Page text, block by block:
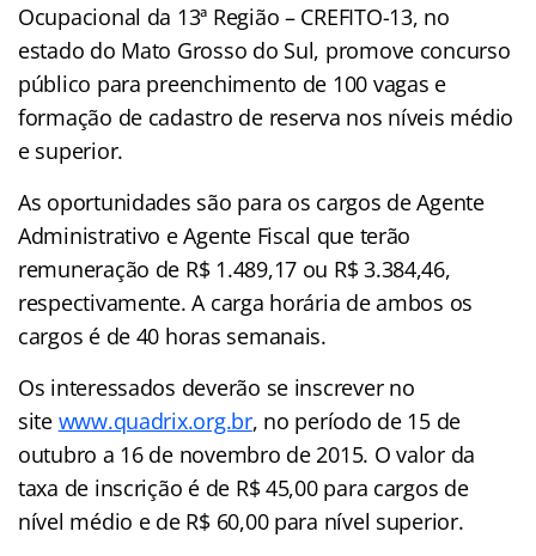
Ocupacional da 13ª Região – CREFITO-13, no
estado do Mato Grosso do Sul, promove concurso
público para preenchimento de 100 vagas e
formação de cadastro de reserva nos níveis médio
e superior.
As oportunidades são para os cargos de Agente
Administrativo e Agente Fiscal que terão
remuneração de R$ 1.489,17 ou R$ 3.384,46,
respectivamente. A carga horária de ambos os
cargos é de 40 horas semanais.
Os interessados deverão se inscrever no
site www.quadrix.org.br, no período de 15 de
outubro a 16 de novembro de 2015. O valor da
taxa de inscrição é de R$ 45,00 para cargos de
nível médio e de R$ 60,00 para nível superior.